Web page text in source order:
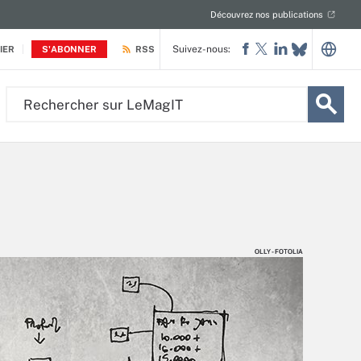
S'ABONNER
Découvrez nos publications
RSS Suivez-nous:
OLLY - FOTOLIA
OLLY - FOTOLIA